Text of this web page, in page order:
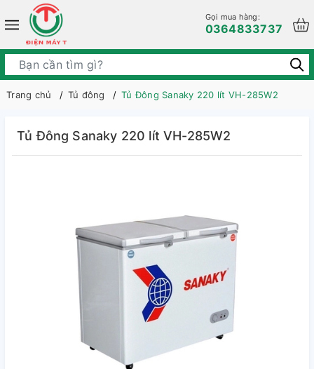
Gọi mua hàng:
0364833737
Trang chủ Tủ đông Tủ Đông Sanaky 220 lít VH-285W2
Tủ Đông Sanaky 220 lít VH-285W2